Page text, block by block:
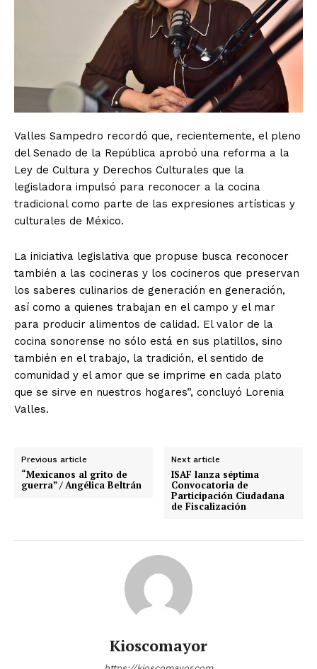
Valles Sampedro recordó que, recientemente, el pleno
del Senado de la República aprobó una reforma a la
Ley de Cultura y Derechos Culturales que la
legisladora impulsó para reconocer a la cocina
tradicional como parte de las expresiones artísticas y
culturales de México.
La iniciativa legislativa que propuse busca reconocer
también a las cocineras y los cocineros que preservan
los saberes culinarios de generación en generación,
así como a quienes trabajan en el campo y el mar
para producir alimentos de calidad. El valor de la
cocina sonorense no sólo está en sus platillos, sino
también en el trabajo, la tradición, el sentido de
comunidad y el amor que se imprime en cada plato
que se sirve en nuestros hogares”, concluyó Lorenia
Valles.
Previous article
“Mexicanos al grito de
guerra” / Angélica Beltrán
Next article
ISAF lanza séptima
Convocatoria de
Participación Ciudadana
de Fiscalización
Kioscomayor